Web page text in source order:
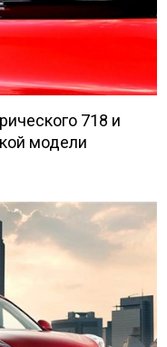
718 и
модели